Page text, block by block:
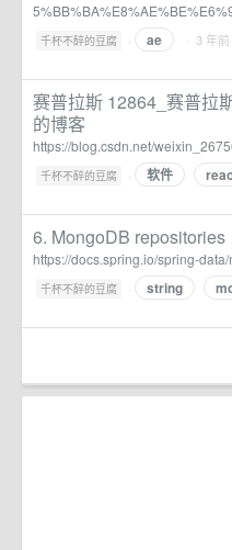
千杯不醉的豆腐 · ae · 3 年前
赛普拉斯 12864_赛普拉
的博客
https://blog.csdn.net/
千杯不醉的豆腐 · 软件
6. MongoDB repositories
https://docs.spring.io/spring-
千杯不醉的豆腐 · string